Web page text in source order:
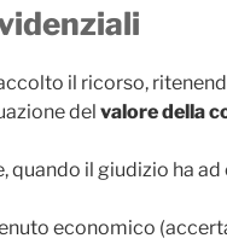
il ricorso,
del valore della
quando il giudizio ha
economico